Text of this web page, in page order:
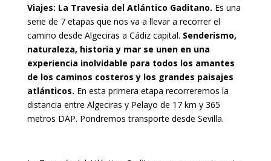
Viajes: La Travesia del Atlántico Gaditano. Es una
serie de 7 etapas que nos va a llevar a recorrer el
camino desde Algeciras a Cádiz capital. Senderismo,
naturaleza, historia y mar se unen en una
experiencia inolvidable para todos los amantes
de los caminos costeros y los grandes paisajes
atlánticos. En esta primera etapa recorreremos la
distancia entre Algeciras y Pelayo de 17 km y 365
metros DAP. Pondremos transporte desde Sevilla.